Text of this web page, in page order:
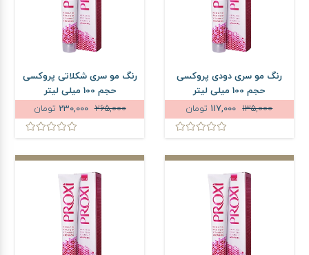
رنگ مو سری دودی پروکسی
حجم 100 میلی لیتر
135,000
تومان
رنگ مو سری شکلاتی پروکسی
حجم 100 میلی لیتر
265,000
230,000 تومان